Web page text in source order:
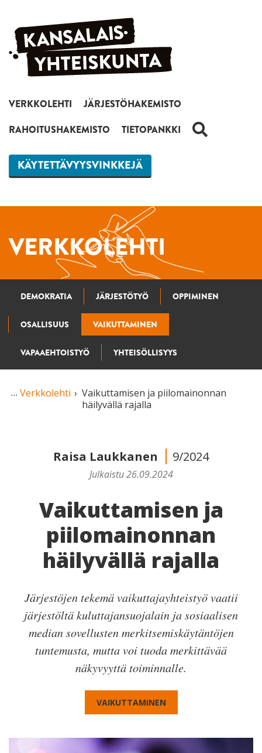
Siirry sisältöön
VERKKOLEHTI
JÄRJESTÖHAKEMISTO
RAHOITUSHAKEMISTO
TIETOPANKKI HAKU
KÄYTETTÄVYYSVINKKEJÄ
VERKKOLEHTI
DEMOKRATIA JÄRJESTÖTYÖ OPPIMINEN
OSALLISUUS VAIKUTTAMINEN
VAPAAEHTOISTYÖ YHTEISÖLLISYYS
Verkkolehti
Vaikuttamisen ja piilomainonnan
häilyvällä rajalla
Raisa Laukkanen 9/2024
Julkaistu 26.09.2024
Vaikuttamisen ja
piilomainonnan
häilyvällä rajalla
Järjestöjen tekemä vaikuttajayhteistyö vaatii
järjestöltä kuluttajansuojalain ja sosiaalisen
median sovellusten merkitsemiskäytäntöjen
tuntemusta, mutta voi tuoda merkittävää
näkyvyyttä toiminnalle.
VAIKUTTAMINEN